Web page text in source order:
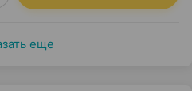
еще